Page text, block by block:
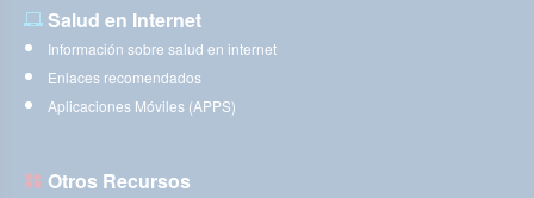
Salud en Internet
Información sobre salud en internet
Enlaces recomendados
Aplicaciones Móviles (APPS)
Otros Recursos